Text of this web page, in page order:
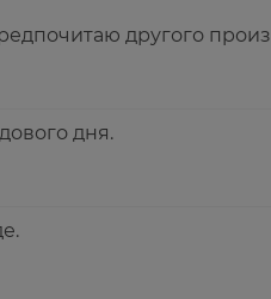
другого
дня.